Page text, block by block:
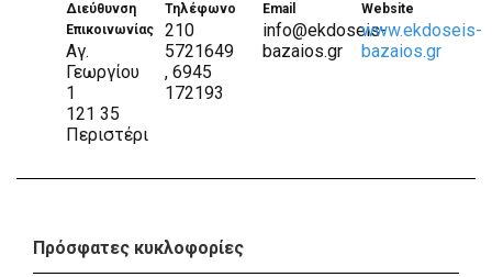
Διεύθυνση
Επικοινωνίας
Αγ.
Γεωργίου
1
121 35
Περιστέρι
Τηλέφωνο
210
5721649
, 6945
172193
Email
info@ekdoseis-
bazaios.gr
Website
www.ekdoseis-
bazaios.gr
Πρόσφατες κυκλοφορίες